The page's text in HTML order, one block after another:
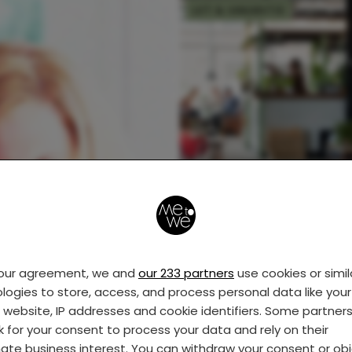
agreement, we and our 233 partners use cookies or
to store, access, and process personal data like
IP addresses and cookie identifiers. Some
for your consent to process your data and rely on their
business interest. You can withdraw your consent or
Bij dit geweldige
in Rotterdam wil je
UIT & VAKANTIE